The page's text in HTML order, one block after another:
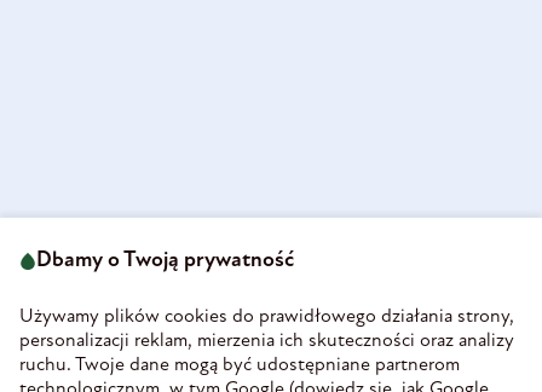
58-160 Świebodzice
REGON 890213034
INFORMACJE
Dbamy o Twoją prywatność
Używamy plików cookies do prawidłowego działania strony,
personalizacji reklam, mierzenia ich skuteczności oraz analizy
ruchu. Twoje dane mogą być udostępniane partnerom